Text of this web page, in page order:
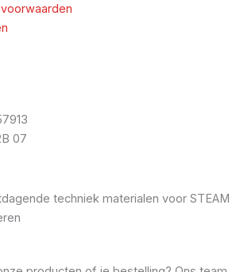
07
techniek materialen voor STEAM